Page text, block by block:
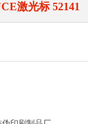
激光标 52141